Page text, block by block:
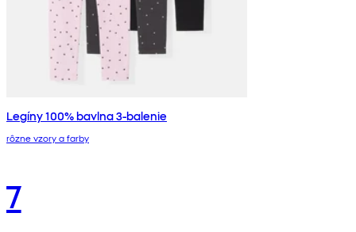
Legíny 100% bavlna 3-balenie
rôzne vzory a farby
7